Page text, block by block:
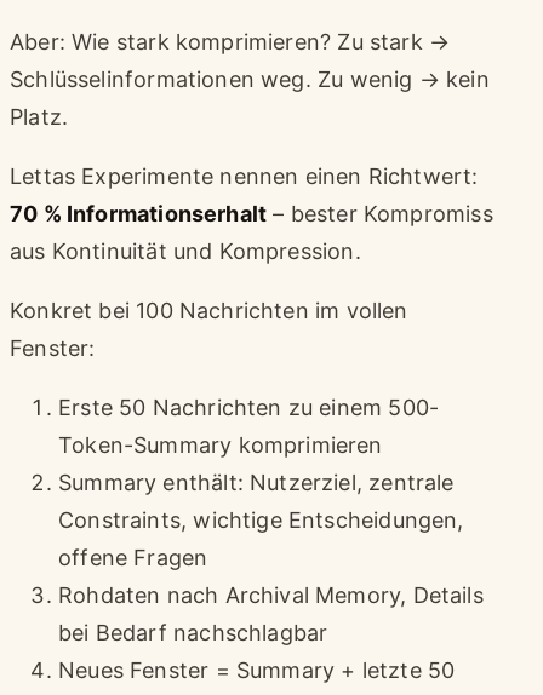
Aber: Wie stark komprimieren? Zu stark →
Schlüsselinformationen weg. Zu wenig → kein
Platz.
Lettas Experimente nennen einen Richtwert:
70 % Informationserhalt – bester Kompromiss
aus Kontinuität und Kompression.
Konkret bei 100 Nachrichten im vollen
Fenster:
Erste 50 Nachrichten zu einem 500-
Token-Summary komprimieren
Summary enthält: Nutzerziel, zentrale
Constraints, wichtige Entscheidungen,
offene Fragen
Rohdaten nach Archival Memory, Details
bei Bedarf nachschlagbar
Neues Fenster = Summary + letzte 50